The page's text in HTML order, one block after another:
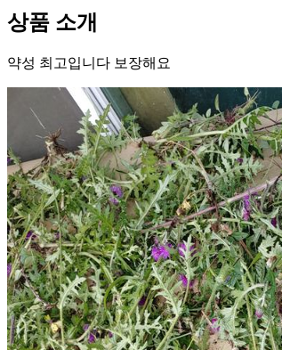
상품 소개
약성 최고입니다 보장해요